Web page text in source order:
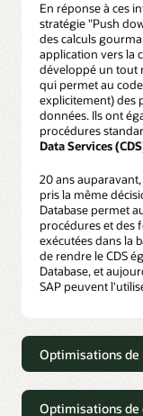
En réponse à ces
stratégie "Push
des calculs
application vers la
développé un tout
qui permet au
explicitement) des
données. Ils ont
procédures
Data Services
20 ans
pris la même
Database permet
procédures et des
exécutées dans la
de rendre le CDS
Database, et
SAP peuvent
Optimisations de
données
Optimisations